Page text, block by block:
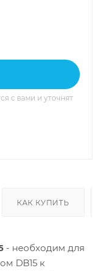
с вами и уточнят
КАК КУПИТЬ
- необходим для
DB15 к